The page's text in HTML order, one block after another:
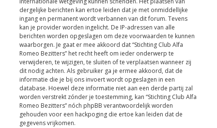
dergelijke berichten kan ertoe leiden dat je met onmiddellijke
ingang en permanent wordt verbannen van dit forum. Tevens
kan je provider worden ingelicht. De IP-adressen van alle
berichten worden opgeslagen om deze voorwaarden te kunnen
waarborgen. Je gaat er mee akkoord dat “Stichting Club Alfa
Romeo Bezitters” het recht heeft om ieder onderwerp te
verwijderen, te wijzigen, te sluiten of te verplaatsen wanneer zij
dit nodig achten. Als gebruiker ga je ermee akkoord, dat de
informatie die je bij ons invoert wordt opgeslagen in een
database. Hoewel deze informatie niet aan een derde partij zal
worden verstrekt zónder je toestemming, kan “Stichting Club Alfa
Romeo Bezitters” nóch phpBB verantwoordelijk worden
gehouden voor een hackpoging die ertoe kan leiden dat de
gegevens vrijkomen.